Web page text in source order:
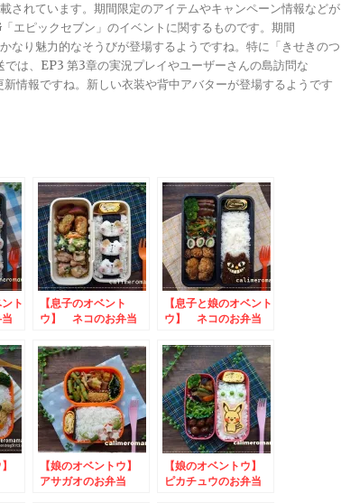
されています。期間限定のアイテムやキャンペーン情報などが
エピックセブン」のイベントに関するものです。期間
なり魅力的なそうびが登場するようですね。特に「きせきのつ
では、EP3 第3章の実況プレイやユーザーさんの島訪問な
情報ですね。新しい衣装や背中アバターが登場するようです
ト
【息子のオベント
ウ】 ネコのお弁当
アイデアコンテスト
2023
【息子と娘のオベント
ウ】 ネコのお弁当
ンバサダー
】
【娘のオベントウ】
アサガオのお弁当
【娘のオベントウ】
ピカチュウのお弁当